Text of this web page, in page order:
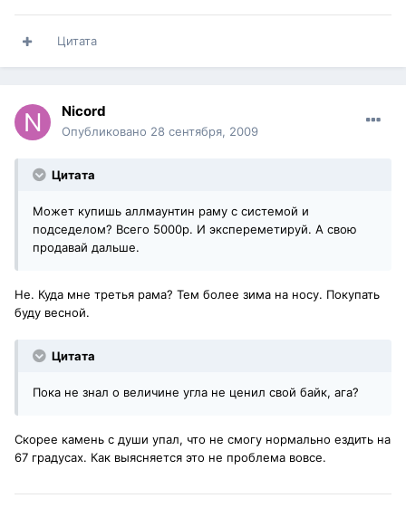
Цитата
Nicord
Опубликовано 28 сентября, 2009
Цитата
Может купишь аллмаунтин раму с системой и
подседелом? Всего 5000р. И экспереметируй. А свою
продавай дальше.
Не. Куда мне третья рама? Тем более зима на носу. Покупать
буду весной.
Цитата
Пока не знал о величине угла не ценил свой байк, ага?
Скорее камень с души упал, что не смогу нормально ездить на
67 градусах. Как выясняется это не проблема вовсе.